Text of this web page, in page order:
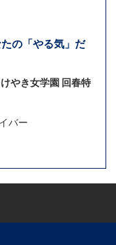
の「やる気」だ
やき女学園 回春特
バー